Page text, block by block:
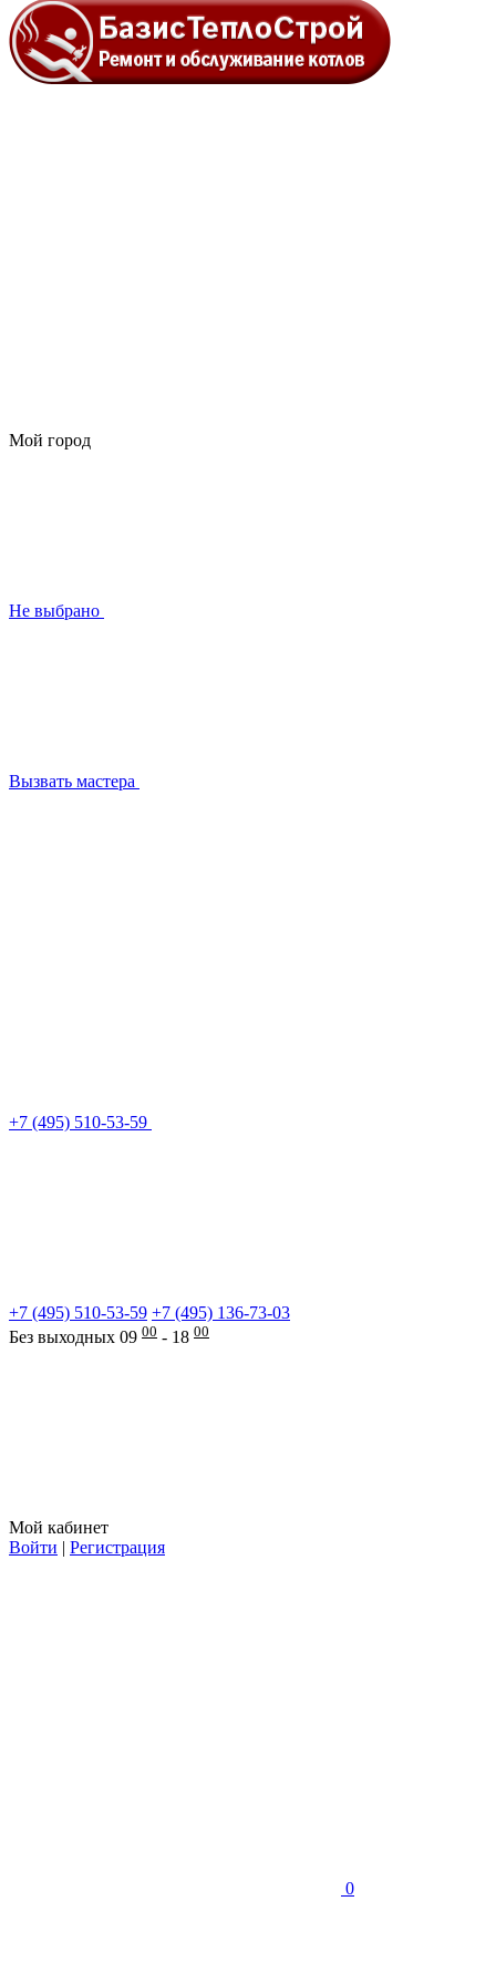
Мой город
Не выбрано
Вызвать мастера
+7 (495) 510-53-59
+7 (495) 510-53-59 +7 (495) 136-73-03
Без выходных 09 00 - 18 00
Мой кабинет
Войти | Регистрация
0